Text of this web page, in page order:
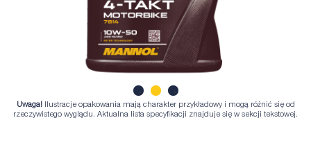
1 2 3
Uwaga! Ilustracje opakowania mają charakter przykładowy i mogą różnić się od
rzeczywistego wyglądu. Aktualna lista specyfikacji znajduje się w sekcji tekstowej.